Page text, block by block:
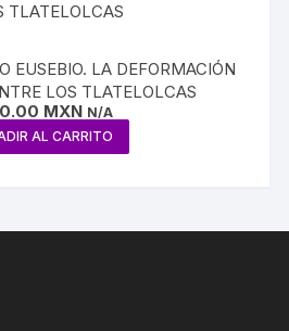
EUSEBIO. LA DEFORMACIÓN
LOS TLATELOLCAS
MXN N/A
AL CARRITO